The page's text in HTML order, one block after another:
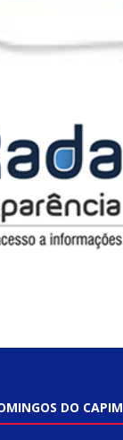
DO CAPIM